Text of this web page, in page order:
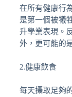
在所有健康行
是第一個被犧
升學業表現。
外，更可能的
2.健康飲食
每天攝取足夠